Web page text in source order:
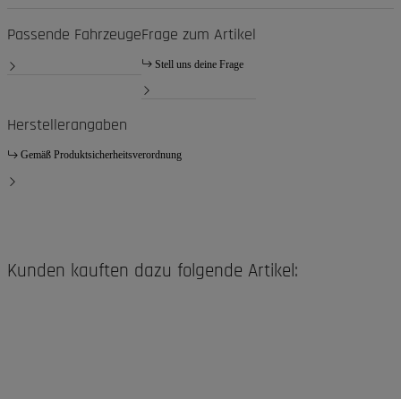
Passende FahrzeugeFrage zum Artikel
Stell uns deine Frage
Herstellerangaben
Gemäß Produktsicherheitsverordnung
Kunden kauften dazu folgende Artikel: